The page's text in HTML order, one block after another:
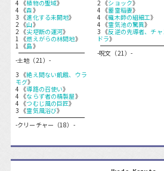
4 《植物の聖域》
4 《森》
3 《進化する未開地》
2 《山》
2 《尖塔断の運河》
1 《燃えがらの林間地》
1 《島》
-土地（21）-
3 《絶え間ない飢餓、ウラ
モグ》
4 《導路の召使い》
4 《ならず者の精製屋》
4 《つむじ風の巨匠》
3 《霊気風浴び》
-クリーチャー（18）-
2 《ショック》
4 《蓄霊稲妻》
4 《織木師の組細工》
4 《霊気池の驚異》
3 《反逆の先導者、チャ
ドラ》
-呪文（21）-